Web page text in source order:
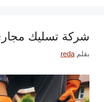
شركة تسليك
بقلم reda